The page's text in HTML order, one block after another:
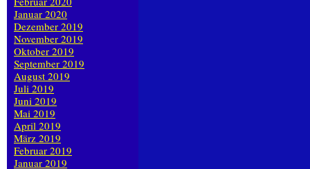
Januar 2020
Dezember 2019
November 2019
Oktober 2019
September 2019
August 2019
Juli 2019
Juni 2019
Mai 2019
April 2019
März 2019
Februar 2019
Januar 2019